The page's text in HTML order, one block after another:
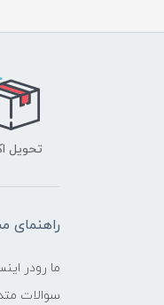
تحویل
راهنمای
ما رودر
سوالات